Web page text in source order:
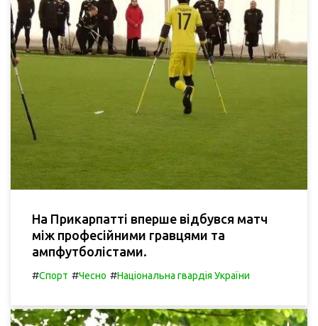
На Прикарпатті вперше відбувся матч
між професійними гравцями та
ампфутболістами.
#Спорт #Чесно #Національна гвардія України